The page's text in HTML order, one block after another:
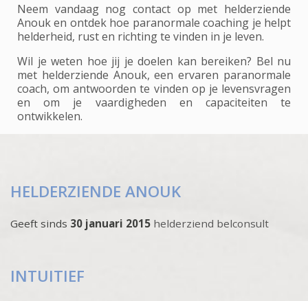
Neem vandaag nog contact op met helderziende
Anouk en ontdek hoe paranormale coaching je helpt
helderheid, rust en richting te vinden in je leven.
Wil je weten hoe jij je doelen kan bereiken? Bel nu
met helderziende Anouk, een ervaren paranormale
coach, om antwoorden te vinden op je levensvragen
en om je vaardigheden en capaciteiten te
ontwikkelen.
HELDERZIENDE ANOUK
Geeft sinds 30 januari 2015 helderziend belconsult
INTUITIEF